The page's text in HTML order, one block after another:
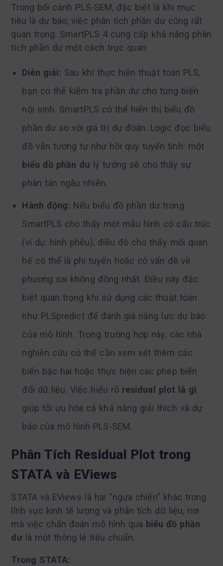
Trong bối cảnh PLS-SEM, đặc biệt là khi mục
tiêu là dự báo, việc phân tích phần dư cũng rất
quan trọng. SmartPLS 4 cung cấp khả năng phân
tích phần dư một cách trực quan.
Diễn giải: Sau khi thực hiện thuật toán PLS,
bạn có thể kiểm tra phần dư cho từng biến
nội sinh. SmartPLS có thể hiển thị biểu đồ
phần dư so với giá trị dự đoán. Logic đọc biểu
đồ vẫn tương tự như hồi quy tuyến tính: một
biểu đồ phần dưlý tưởng sẽ cho thấy sự
phân tán ngẫu nhiên.
Hành động: Nếu biểu đồ phần dư trong
SmartPLS cho thấy một mẫu hình có cấu trúc
(ví dụ: hình phễu), điều đó cho thấy mối quan
hệ có thể là phi tuyến hoặc có vấn đề về
phương sai không đồng nhất. Điều này đặc
biệt quan trọng khi sử dụng các thuật toán
như PLSpredict để đánh giá năng lực dự báo
của mô hình. Trong trường hợp này, các nhà
nghiên cứu có thể cần xem xét thêm các
biến bậc hai hoặc thực hiện các phép biến
đổi dữ liệu. Việc hiểu rõ residual plot là gì
giúp tối ưu hóa cả khả năng giải thích và dự
báo của mô hình PLS-SEM.
Phân Tích Residual Plot trong
STATA và EViews
STATA và EViews là hai “ngựa chiến” khác trong
lĩnh vực kinh tế lượng và phân tích dữ liệu, nơi
mà việc chẩn đoán mô hình qua biểu đồ phần
dưlà một thông lệ tiêu chuẩn.
Trong STATA: